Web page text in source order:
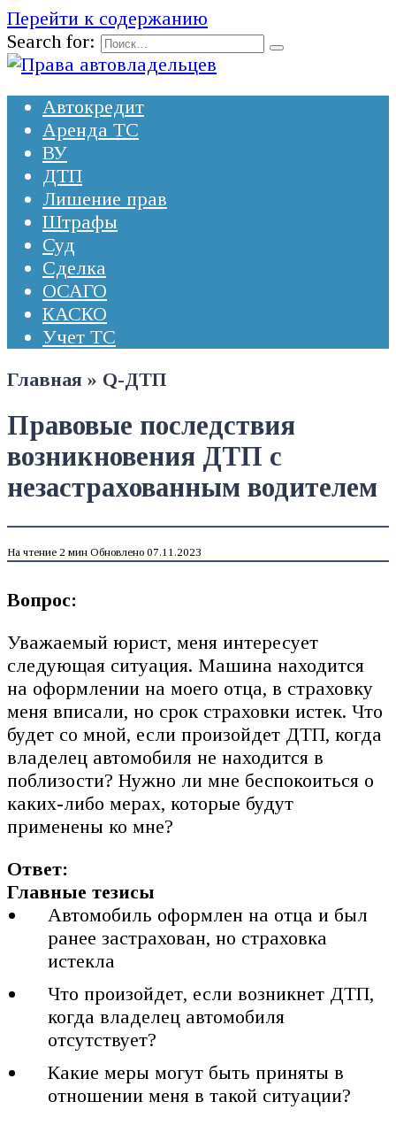
Перейти к содержанию
Search for:
Автокредит
Аренда ТС
ВУ
ДТП
Лишение прав
Штрафы
Суд
Сделка
ОСАГО
КАСКО
Учет ТС
Главная » Q-ДТП
Правовые последствия
возникновения ДТП с
незастрахованным водителем
На чтение 2 мин Обновлено 07.11.2023
Вопрос:
Уважаемый юрист, меня интересует
следующая ситуация. Машина находится
на оформлении на моего отца, в страховку
меня вписали, но срок страховки истек. Что
будет со мной, если произойдет ДТП, когда
владелец автомобиля не находится в
поблизости? Нужно ли мне беспокоиться о
каких-либо мерах, которые будут
применены ко мне?
Ответ:
Главные тезисы
Автомобиль оформлен на отца и был
ранее застрахован, но страховка
истекла
Что произойдет, если возникнет ДТП,
когда владелец автомобиля
отсутствует?
Какие меры могут быть приняты в
отношении меня в такой ситуации?